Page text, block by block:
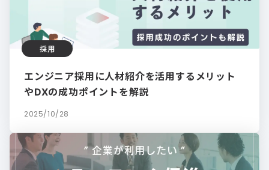
採用
エンジニア採用に人材紹介を活用するメリット
やDXの成功ポイントを解説
2025/10/28